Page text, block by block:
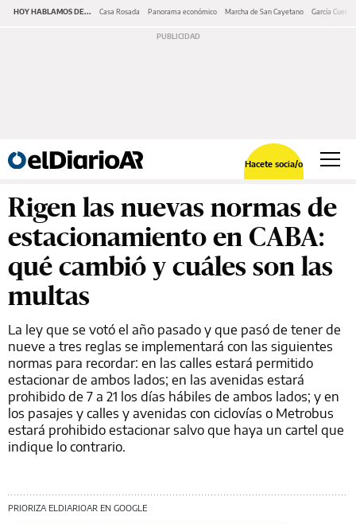
HOY HABLAMOS DE... Casa Rosada Panorama económico Marcha de San Cayetano García Cuerva
Hacete socia/o
Rigen las nuevas normas de
estacionamiento en CABA:
qué cambió y cuáles son las
multas
La ley que se votó el año pasado y que pasó de tener de
nueve a tres reglas se implementará con las siguientes
normas para recordar: en las calles estará permitido
estacionar de ambos lados; en las avenidas estará
prohibido de 7 a 21 los días hábiles de ambos lados; y en
los pasajes y calles y avenidas con ciclovías o Metrobus
estará prohibido estacionar salvo que haya un cartel que
indique lo contrario.
PRIORIZA ELDIARIOAR EN GOOGLE